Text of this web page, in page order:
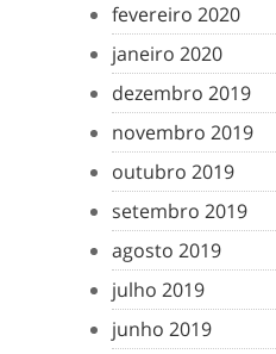
fevereiro 2020
janeiro 2020
dezembro 2019
novembro 2019
outubro 2019
setembro 2019
agosto 2019
julho 2019
junho 2019